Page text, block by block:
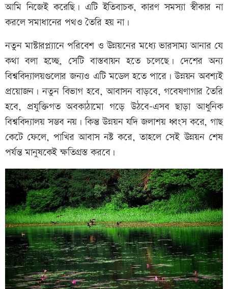
আমি নিজেই করেছি। এটি ইতিবাচক, কারণ সমস্যা স্বীকার না
করলে সমাধানের পথও তৈরি হয় না।
নতুন মাস্টারপ্ল্যানে পরিবেশ ও উন্নয়নের মধ্যে ভারসাম্য আনার যে
কথা বলা হচ্ছে, সেটি বাস্তবায়ন হতে চলেছে। দেশের অন্য
বিশ্ববিদ্যালয়গুলোর জন্যও এটি মডেল হতে পারে। উন্নয়ন অবশ্যই
প্রয়োজন। নতুন বিভাগ হবে, আবাসন বাড়বে, গবেষণাগার তৈরি
হবে, প্রযুক্তিগত অবকাঠামো গড়ে উঠবে-এসব ছাড়া আধুনিক
বিশ্ববিদ্যালয় সম্ভব নয়। কিন্তু উন্নয়ন যদি জলাশয় ধ্বংস করে, গাছ
কেটে ফেলে, পাখির আবাস নষ্ট করে, তাহলে সেই উন্নয়ন শেষ
পর্যন্ত মানুষকেই ক্ষতিগ্রস্ত করবে।